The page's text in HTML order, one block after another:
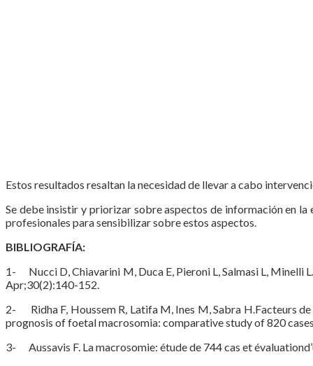
Estos resultados resaltan la necesidad de llevar a cabo
Se debe insistir y priorizar sobre aspectos de información en
profesionales para sensibilizar sobre estos aspectos.
BIBLIOGRAFÍA:
1- Nucci D, Chiavarini M, Duca E, Pieroni L, Salmasi L, Minelli
Apr;30(2):140-152.
2- Ridha F, Houssem R, Latifa M, Ines M, Sabra H.Facteurs
prognosis of foetal macrosomia: comparative study of 820
3- Aussavis F. La macrosomie: étude de 744 cas et